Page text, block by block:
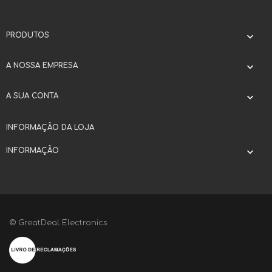
PRODUTOS 
A NOSSA EMPRESA 
A SUA CONTA 
INFORMAÇÃO DA LOJA
INFORMAÇÃO 
© GreatDeal Electronics